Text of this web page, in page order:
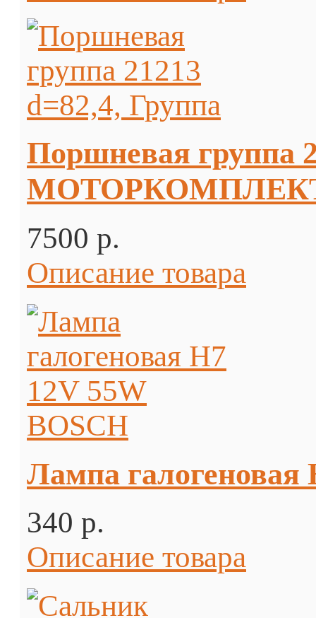
Поршневая группа
7500 p.
Описание товара
Лампа галогеновая
340 p.
Описание товара